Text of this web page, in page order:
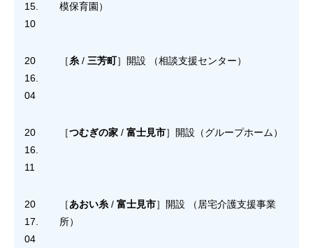
15.
10
模保育園）
20
16.
04
［糸 / 三芳町］開設 （相談支援センター）
20
16.
11
［つむぎの家 / 富士見市］開設（グループホーム）
20
17.
04
［あおい糸 / 富士見市］開設 （居宅介護支援事業
所）